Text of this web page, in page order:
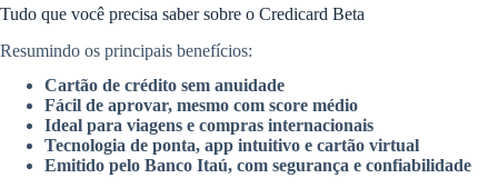
Tudo que você precisa saber sobre o Credicard Beta
Resumindo os principais benefícios:
Cartão de crédito sem anuidade
Fácil de aprovar, mesmo com score médio
Ideal para viagens e compras internacionais
Tecnologia de ponta, app intuitivo e cartão virtual
Emitido pelo Banco Itaú, com segurança e confiabilidade